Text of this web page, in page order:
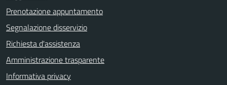
Prenotazione appuntamento
Segnalazione disservizio
Richiesta d'assistenza
Amministrazione trasparente
Informativa privacy